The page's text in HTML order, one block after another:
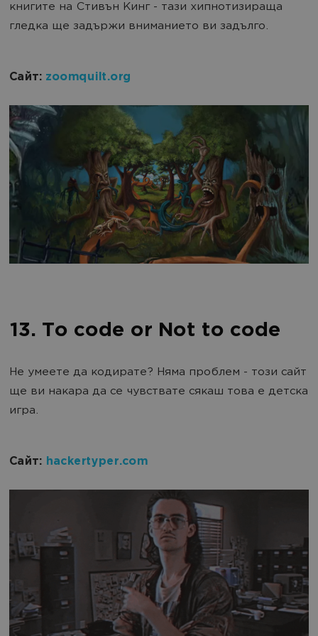
книгите на Стивън Кинг - тази хипнотизираща
гледка ще задържи вниманието ви задълго.
Сайт: zoomquilt.org
13. To code or Not to code
Не умеете да кодирате? Няма проблем - този сайт
ще ви накара да се чувствате сякаш това е детска
игра.
Сайт: hackertyper.com